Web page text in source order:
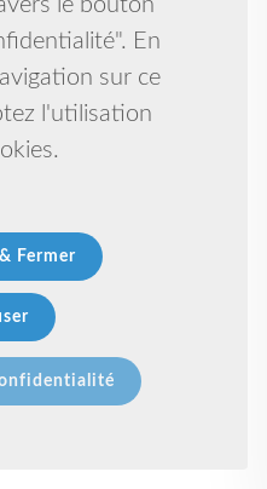
le bouton
En
sur ce
l'utilisation
Fermer
1